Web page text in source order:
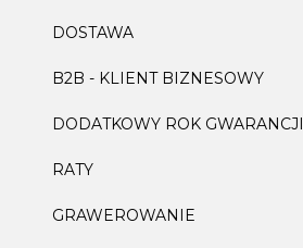
DOSTAWA
B2B - KLIENT BIZNESOWY
DODATKOWY ROK GWARANCJI
RATY
GRAWEROWANIE